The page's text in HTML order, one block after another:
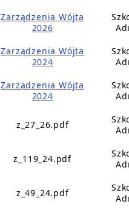
Zarządzenia Wójta
2026
Zarządzenia Wójta
2024
Zarządzenia Wójta
2024
z_27_26.pdf
z_119_24.pdf
z_49_24.pdf